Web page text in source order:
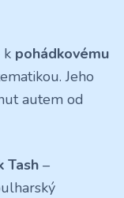
k pohádkovému
Jeho
autem od
Tash–